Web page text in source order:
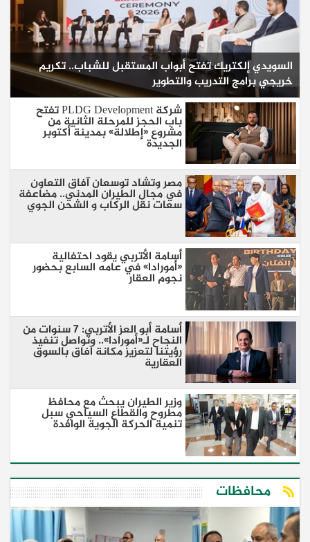
السويدي إلكتريك تفتح أبواب المستقبل للشباب.. تكريم
خريجي برامج التدريب والتطوير
شركة PLDG Development تفتح
باب الحجز للمرحلة الثانية من
مشروع «إطلالة» بمدينة أكتوبر
الجديدة
مصر وتشاد توسعان آفاق التعاون
في مجال الطيران المدني.. مضاعفة
سعات نقل الركاب و الشحن الجوي
أسامة الأتربي يقود احتفالية
«أمورادا» في عامه السابع بحضور
نجوم العقار
أسامة أبو العز الأتربي: 7 سنوات من
النجاح لـ«أمورادا».. ونواصل تنفيذ
رؤيتنا لتعزيز مكانة آفاق بالسوق
العقارية
وزير الطيران يبحث مع محافظ
مطروح والقطاع السياحي سبل
تنمية الحركة الجوية الوافدة
محافظات